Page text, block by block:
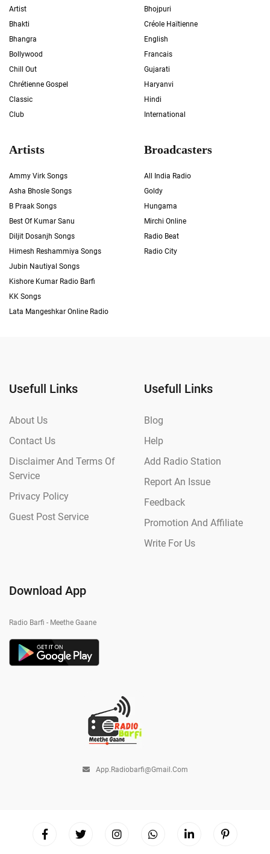
Artist
Bhakti
Bhangra
Bollywood
Chill Out
Chrétienne Gospel
Classic
Club
Bhojpuri
Créole Haïtienne
English
Francais
Gujarati
Haryanvi
Hindi
International
Artists
Ammy Virk Songs
Asha Bhosle Songs
B Praak Songs
Best Of Kumar Sanu
Diljit Dosanjh Songs
Himesh Reshammiya Songs
Jubin Nautiyal Songs
Kishore Kumar Radio Barfi
KK Songs
Lata Mangeshkar Online Radio
Broadcasters
All India Radio
Goldy
Hungama
Mirchi Online
Radio Beat
Radio City
Usefull Links
About Us
Contact Us
Disclaimer And Terms Of
Service
Privacy Policy
Guest Post Service
Usefull Links
Blog
Help
Add Radio Station
Report An Issue
Feedback
Promotion And Affiliate
Write For Us
Download App
Radio Barfi - Meethe Gaane
App.radiobarfi@gmail.com